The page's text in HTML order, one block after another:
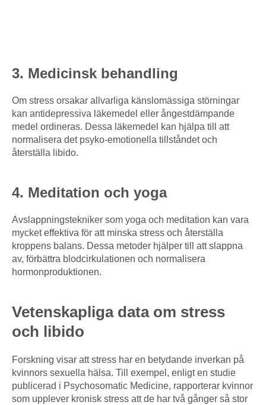
3. Medicinsk behandling
Om stress orsakar allvarliga känslomässiga störningar
kan antidepressiva läkemedel eller ångestdämpande
medel ordineras. Dessa läkemedel kan hjälpa till att
normalisera det psyko-emotionella tillståndet och
återställa libido.
4. Meditation och yoga
Avslappningstekniker som yoga och meditation kan vara
mycket effektiva för att minska stress och återställa
kroppens balans. Dessa metoder hjälper till att slappna
av, förbättra blodcirkulationen och normalisera
hormonproduktionen.
Vetenskapliga data om stress
och libido
Forskning visar att stress har en betydande inverkan på
kvinnors sexuella hälsa. Till exempel, enligt en studie
publicerad i Psychosomatic Medicine, rapporterar kvinnor
som upplever kronisk stress att de har två gånger så stor